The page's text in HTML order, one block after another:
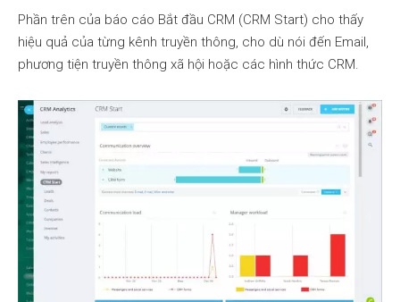
Phần trên của báo cáo Bắt đầu CRM (CRM Start) cho thấy
hiệu quả của từng kênh truyền thông, cho dù nói đến Email,
phương tiện truyền thông xã hội hoặc các hình thức CRM.